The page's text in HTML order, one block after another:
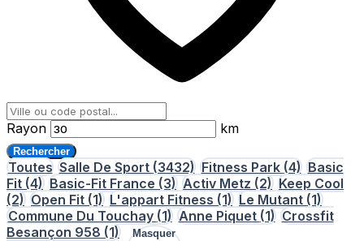
Rayon km
Rechercher
Toutes Salle De Sport (3432) Fitness Park (4) Basic
Fit (4) Basic-Fit France (3) Activ Metz (2) Keep Cool
(2) Open Fit (1) L'appart Fitness (1) Le Mutant (1)
Commune Du Touchay (1) Anne Piquet (1) Crossfit
Besançon 958 (1) Masquer